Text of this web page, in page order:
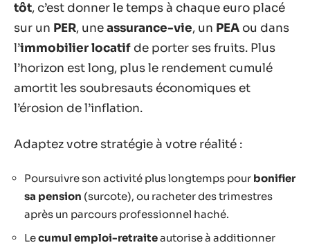
tôt, c’est donner le temps à chaque euro placé
sur un PER, uneassurance-vie, un PEA ou dans
l’immobilier locatif de porter ses fruits. Plus
l’horizon est long, plus le rendement cumulé
amortit les soubresauts économiques et
l’érosion de l’inflation.
Adaptez votre stratégie à votre réalité :
Poursuivre son activité plus longtemps pour bonifier
sa pension (surcote), ou racheter des trimestres
après un parcours professionnel haché.
Lecumul emploi-retraiteautorise à additionner